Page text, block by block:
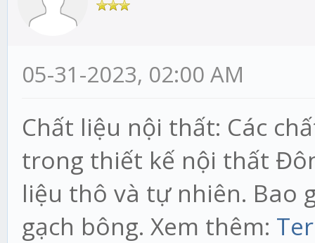
05-31-2023, 02:00 AM
Chất liệu nội thất: Các
trong thiết kế nội thất
liệu thô và tự nhiên. Bao
gạch bông. Xem thêm: